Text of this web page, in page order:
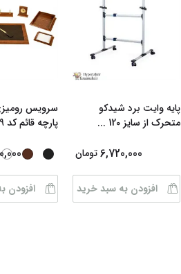
پایه وایت برد شیدکو
متحرک از سایز 120
...
6,720,000 تومان
افزودن به سبد خرید
پارچه قائم کد 509
افزودن